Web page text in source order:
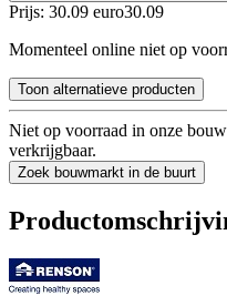
Prijs: 30.09 euro30.09
Momenteel online niet op
Toon alternatieve producten
Niet op voorraad in onze
verkrijgbaar.
Zoek bouwmarkt in de buurt